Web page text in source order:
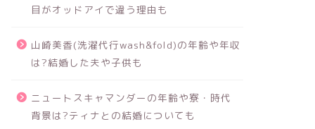
目がオッドアイで違う理由も
山崎美香(洗濯代行wash&fold)の年齢や年収
は?結婚した夫や子供も
ニュートスキャマンダーの年齢や寮・時代
背景は?ティナとの結婚についても